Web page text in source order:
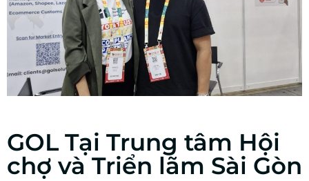
GOL Tại Trung tâm Hội
chợ và Triển lãm Sài Gòn